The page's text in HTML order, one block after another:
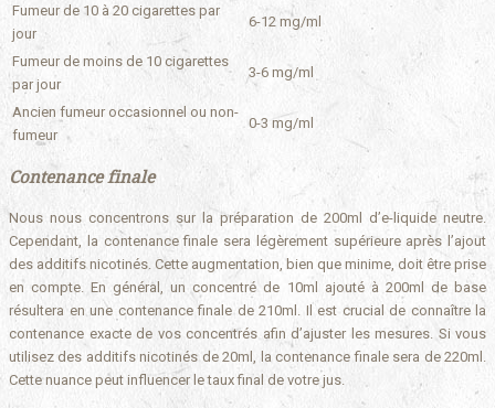
Fumeur de 10 à 20 cigarettes par
jour
6-12 mg/ml
Fumeur de moins de 10 cigarettes
par jour
3-6 mg/ml
Ancien fumeur occasionnel ou non-
fumeur
0-3 mg/ml
Contenance finale
Nous nous concentrons sur la préparation de 200ml d’e-liquide neutre.
Cependant, la contenance finale sera légèrement supérieure après l’ajout
des additifs nicotinés. Cette augmentation, bien que minime, doit être prise
en compte. En général, un concentré de 10ml ajouté à 200ml de base
résultera en une contenance finale de 210ml. Il est crucial de connaître la
contenance exacte de vos concentrés afin d’ajuster les mesures. Si vous
utilisez des additifs nicotinés de 20ml, la contenance finale sera de 220ml.
Cette nuance peut influencer le taux final de votre jus.